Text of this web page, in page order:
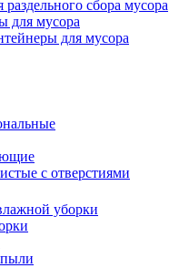
сбора мусора
для мусора
для мусора
с отверстиями
уборки